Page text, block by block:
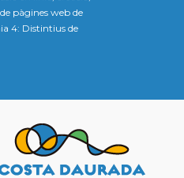
pàgines web de
4: Distintius de